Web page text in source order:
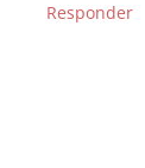
Responder